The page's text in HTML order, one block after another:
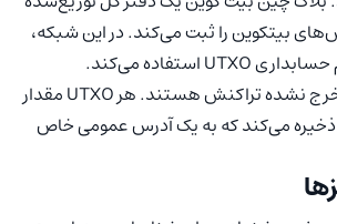
بیتکوین را ثبت می‌کند. در این شبکه،
بیت کوین از سیستم حسابداری UTXO استفاده می‌کند.
UTXOها واحدهای خرج نشده تراکنش هستند. هر UTXO مقدار
می‌کند که به یک آدرس عمومی خاص